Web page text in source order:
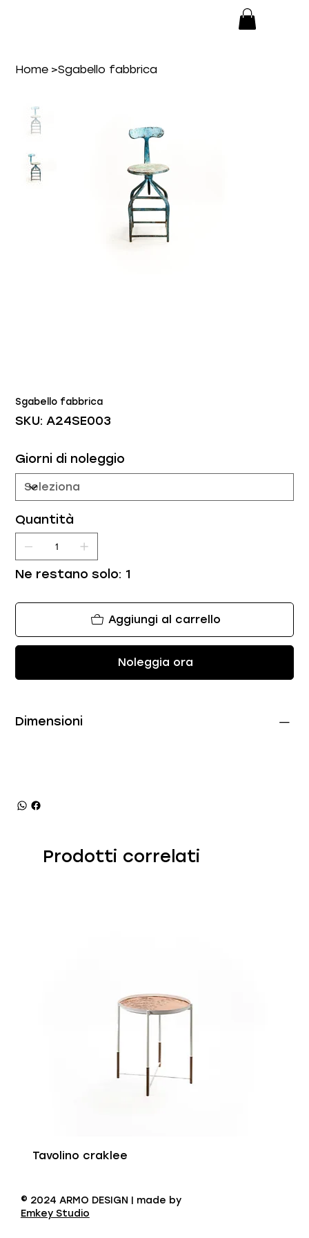
Home >Sgabello fabbrica
Sgabello fabbrica
SKU:
SKU
A24SE003
A24SE003
Giorni di noleggio
Quantità
Ne restano solo: 1
Aggiungi al carrello
Noleggia ora
Dimensioni
Prodotti correlati
Tavolino craklee
© 2024 ARMO DESIGN | made by
Emkey Studio